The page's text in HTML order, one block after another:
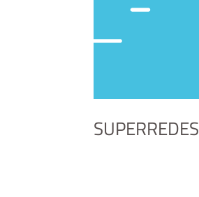
SUPERREDES